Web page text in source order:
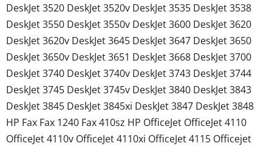
DeskJet 3520 DeskJet 3520v DeskJet 3535 DeskJet 3538
DeskJet 3550 DeskJet 3550v DeskJet 3600 DeskJet 3620
DeskJet 3620v DeskJet 3645 DeskJet 3647 DeskJet 3650
DeskJet 3650v DeskJet 3651 DeskJet 3668 DeskJet 3700
DeskJet 3740 DeskJet 3740v DeskJet 3743 DeskJet 3744
DeskJet 3745 DeskJet 3745v DeskJet 3840 DeskJet 3843
DeskJet 3845 DeskJet 3845xi DeskJet 3847 DeskJet 3848
HP Fax Fax 1240 Fax 410sz HP OfficeJet OfficeJet 4110
OfficeJet 4110v OfficeJet 4110xi OfficeJet 4115 Officejet